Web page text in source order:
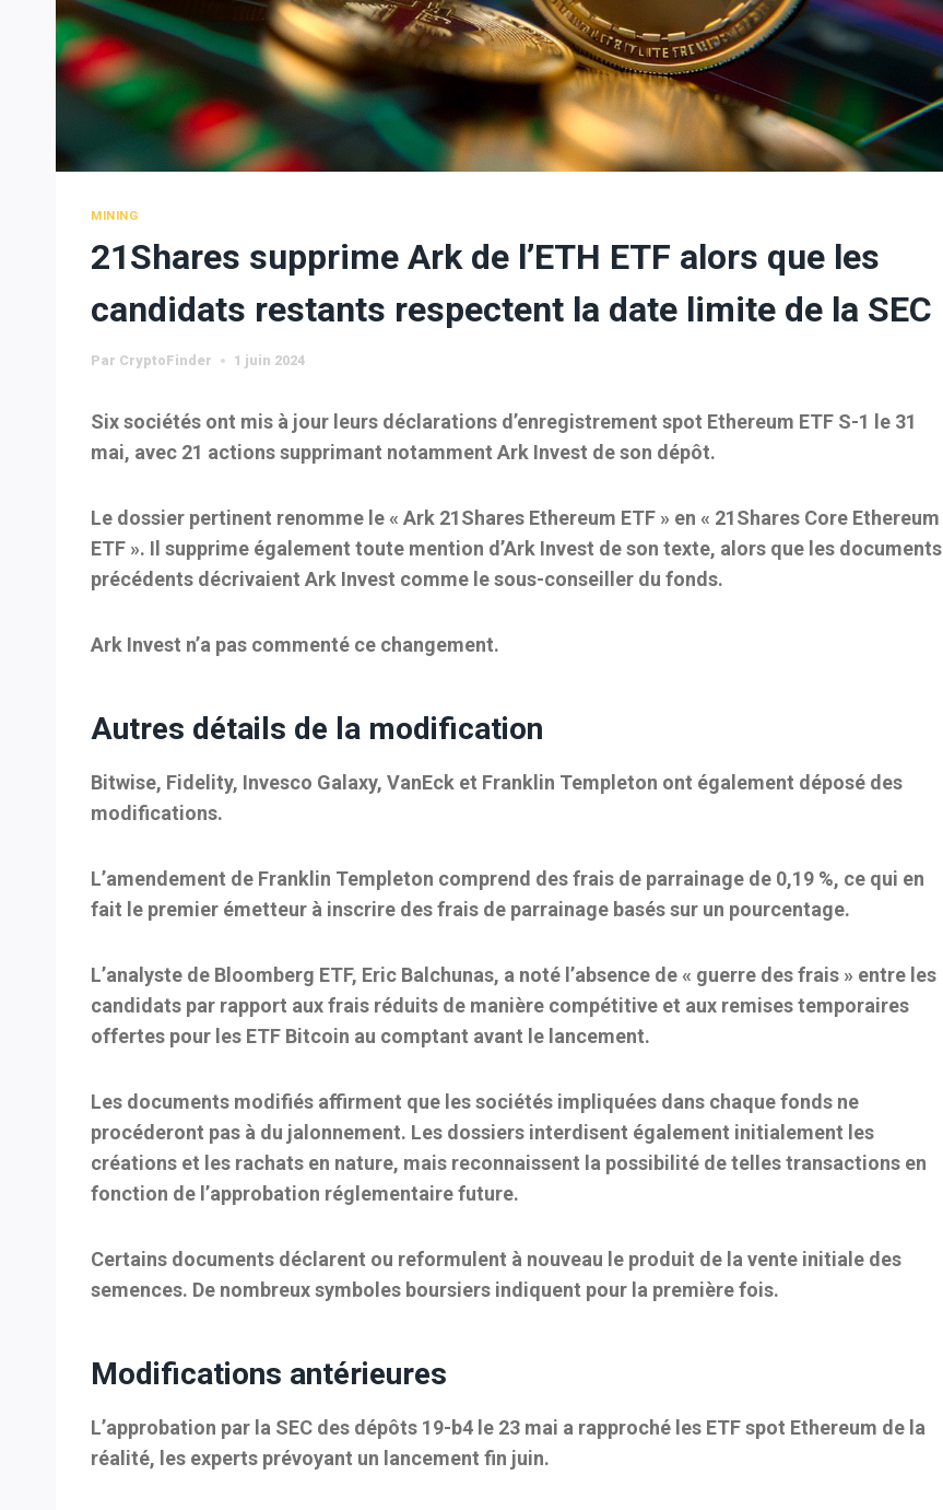
MINING
21Shares supprime Ark de l’ETH ETF alors que les
candidats restants respectent la date limite de la SEC
Par CryptoFinder 1 juin 2024
Six sociétés ont mis à jour leurs déclarations d’enregistrement spot Ethereum ETF S-1 le 31
mai, avec 21 actions supprimant notamment Ark Invest de son dépôt.
Le dossier pertinent renomme le « Ark 21Shares Ethereum ETF » en « 21Shares Core Ethereum
ETF ». Il supprime également toute mention d’Ark Invest de son texte, alors que les documents
précédents décrivaient Ark Invest comme le sous-conseiller du fonds.
Ark Invest n’a pas commenté ce changement.
Autres détails de la modification
Bitwise, Fidelity, Invesco Galaxy, VanEck et Franklin Templeton ont également déposé des
modifications.
L’amendement de Franklin Templeton comprend des frais de parrainage de 0,19 %, ce qui en
fait le premier émetteur à inscrire des frais de parrainage basés sur un pourcentage.
L’analyste de Bloomberg ETF, Eric Balchunas, a noté l’absence de « guerre des frais » entre les
candidats par rapport aux frais réduits de manière compétitive et aux remises temporaires
offertes pour les ETF Bitcoin au comptant avant le lancement.
Les documents modifiés affirment que les sociétés impliquées dans chaque fonds ne
procéderont pas à du jalonnement. Les dossiers interdisent également initialement les
créations et les rachats en nature, mais reconnaissent la possibilité de telles transactions en
fonction de l’approbation réglementaire future.
Certains documents déclarent ou reformulent à nouveau le produit de la vente initiale des
semences. De nombreux symboles boursiers indiquent pour la première fois.
Modifications antérieures
L’approbation par la SEC des dépôts 19-b4 le 23 mai a rapproché les ETF spot Ethereum de la
réalité, les experts prévoyant un lancement fin juin.